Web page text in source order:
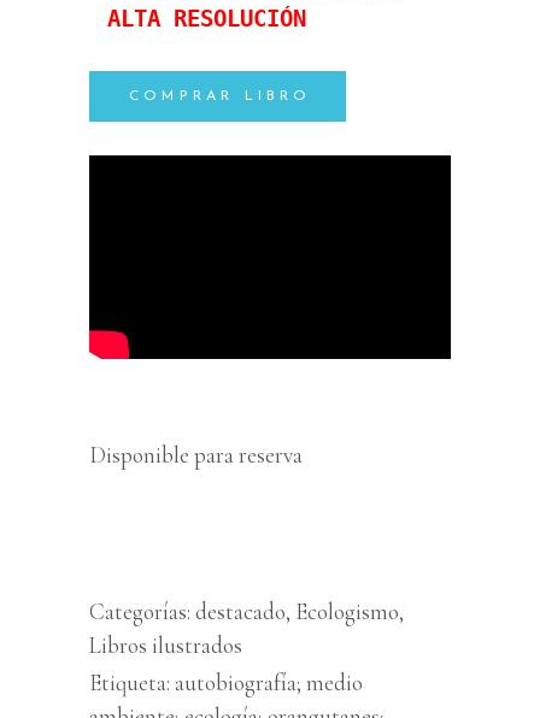
ALTA RESOLUCIÓN
COMPRAR LIBRO
Disponible para reserva
Categorías: destacado, Ecologismo,
Libros ilustrados
Etiqueta: autobiografía; medio